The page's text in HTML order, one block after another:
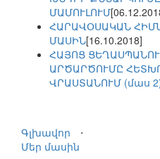
ՄԱՄՈՒԼՈՒՄ
ՀԱՐԱՎՕՍԱԿԱՆ
ՄԱՍԻՆ[16.10.2018]
ՀԱՅՈՑ
ԱՐԾԱՐԾՈՒՄԸ
ՎՐԱՍՏԱՆՈՒՄ (մաս
Գլխավոր
⋅
Մեր մասին